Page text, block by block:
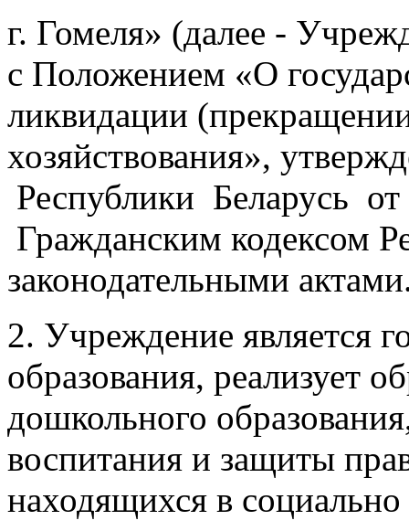
г. Гомеля» (далее -
с Положением «О
ликвидации
хозяйствования»,
Республики Беларусь
Гражданским кодексом
законодательными
2. Учреждение является
образования, реализует
дошкольного
воспитания и защиты
находящихся в